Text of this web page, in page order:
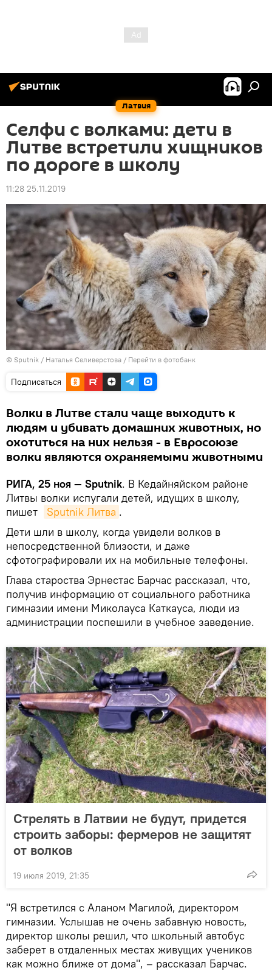
Латвия
Селфи с волками: дети в
Литве встретили хищников
по дороге в школу
11:28 25.11.2019
© Sputnik / Наталья Селиверстова / Перейти в фотобанк
Подписаться
Волки в Литве стали чаще выходить к
людям и убивать домашних животных, но
охотиться на них нельзя - в Евросоюзе
волки являются охраняемыми животными
РИГА, 25 ноя — Sputnik. В Кедайняйском районе
Литвы волки испугали детей, идущих в школу,
пишет
Sputnik Литва .
Дети шли в школу, когда увидели волков в
непосредственной близости, и даже
сфотографировали их на мобильные телефоны.
Глава староства Эрнестас Барчас рассказал, что,
получив информацию от социального работника
гимназии имени Миколауса Каткауса, люди из
администрации поспешили в учебное заведение.
Стрелять в Латвии не будут, придется
строить заборы: фермеров не защитят
от волков
19 июля 2019, 21:35
"Я встретился с Аланом Магилой, директором
гимназии. Услышав не очень забавную новость,
директор школы решил, что школьный автобус
заберет в отдаленных местах живущих учеников
как можно ближе от дома", – рассказал Барчас.